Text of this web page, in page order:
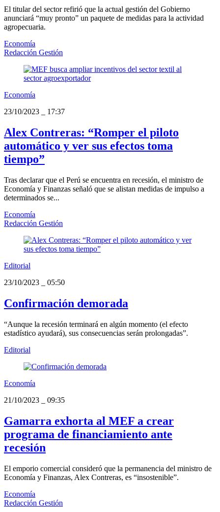
El titular del sector refirió que la actual gestión del Gobierno
anunciará “muy pronto” un paquete de medidas para la actividad
agropecuaria.
Economía
Redacción Gestión
Economía
23/10/2023
17:37
Alex Contreras: “Romper el piloto
automático y ver sus efectos toma
tiempo”
Tras declarar que el Perú se encuentra en recesión, el ministro de
Economía y Finanzas señaló que se alistan medidas de impulso a
determinados se...
Economía
Redacción Gestión
Editorial
23/10/2023
05:50
Confirmación demorada
“Aunque la recesión terminará en algún momento (el efecto
estadístico ayudará), sus consecuencias serán prolongadas”.
Editorial
Economía
21/10/2023
09:35
Gamarra exhorta al MEF a crear
programa de financiamiento ante
recesión
El emporio comercial consideró que la permanencia del ministro de
Economía y Finanzas, Alex Contreras, es “insostenible”.
Economía
Redacción Gestión